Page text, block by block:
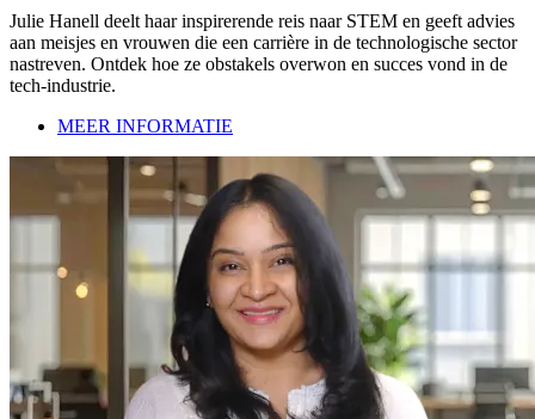
Julie Hanell deelt haar inspirerende reis naar STEM en geeft advies
aan meisjes en vrouwen die een carrière in de technologische sector
nastreven. Ontdek hoe ze obstakels overwon en succes vond in de
tech-industrie.
MEER INFORMATIE